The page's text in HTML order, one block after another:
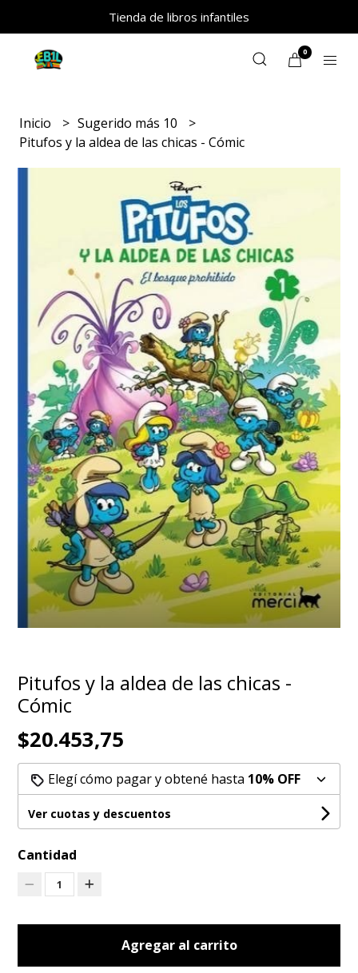
Tienda de libros infantiles
0
Inicio
Sugerido más 10
Pitufos y la aldea de las chicas - Cómic
Pitufos y la aldea de las chicas -
Cómic
$20.453,75
Elegí cómo pagar y obtené hasta 10% OFF
Ver cuotas y descuentos
Cantidad
1
Agregar al carrito